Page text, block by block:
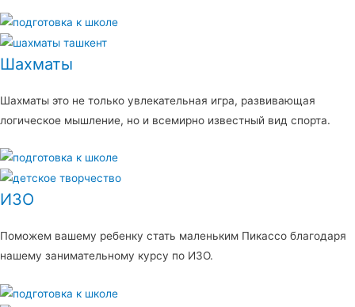
Шахматы
Шахматы это не только увлекательная игра, развивающая
логическое мышление, но и всемирно известный вид спорта.
ИЗО
Поможем вашему ребенку стать маленьким Пикассо благодаря
нашему занимательному курсу по ИЗО.